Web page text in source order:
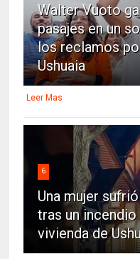
Walter Vuoto
pasajes en un
los reclamos
Ushuaia
Leer Mas
6
Una mujer
tras un
vivienda de